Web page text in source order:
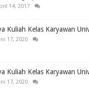
14, 2017
Kuliah Kelas Karyawan
17, 2020
Kuliah Kelas Karyawan
17, 2020